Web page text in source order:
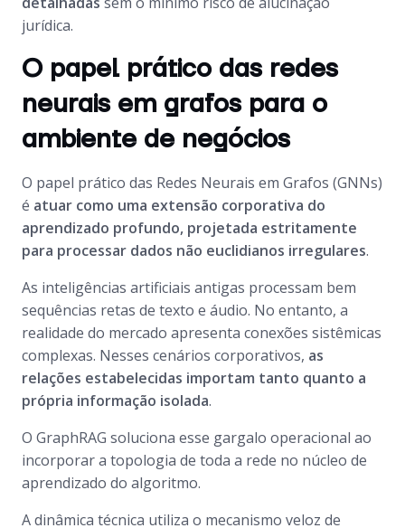
jurídica.
O papel prático das redes
neurais em grafos para o
ambiente de negócios
O papel prático das Redes Neurais em Grafos (GNNs)
é atuar como uma extensão corporativa do
aprendizado profundo, projetada estritamente
para processar dados não euclidianos irregulares.
As inteligências artificiais antigas processam bem
sequências retas de texto e áudio. No entanto, a
realidade do mercado apresenta conexões sistêmicas
complexas. Nesses cenários corporativos, as
relações estabelecidas importam tanto quanto a
própria informação isolada.
O GraphRAG soluciona esse gargalo operacional ao
incorporar a topologia de toda a rede no núcleo de
aprendizado do algoritmo.
A dinâmica técnica utiliza o mecanismo veloz de